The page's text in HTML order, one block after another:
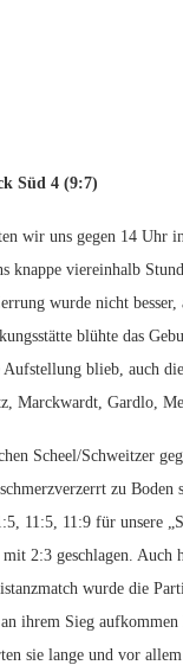
Süd 4 (9:7)
wir uns gegen 14
knappe viereinhalb
wurde nicht
blühte das
blieb, auch
Marckwardt, Gardlo,
Scheel/Schweitzer
zu
11:5, 11:9 für unsere
2:3 geschlagen. Auch
wurde die
ihrem Sieg
sie lange und vor